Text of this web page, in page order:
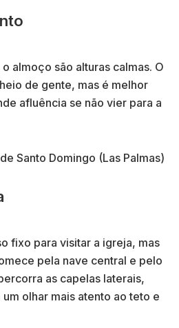
almoço são alturas calmas. O
de gente, mas é melhor
afluência se não vier para a
fixo para visitar a igreja, mas
pela nave central e pelo
as capelas laterais,
olhar mais atento ao teto e